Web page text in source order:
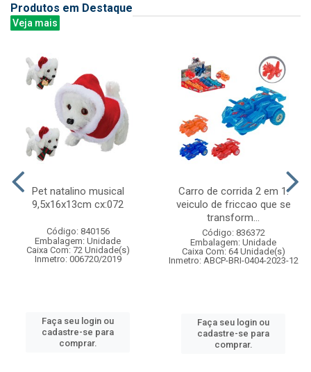
Produtos em Destaque
Veja mais
Pet natalino musical
9,5x16x13cm cx:072
Código: 840156
Embalagem: Unidade
Caixa Com: 72 Unidade(s)
Inmetro: 006720/2019
Faça seu login ou
cadastre-se para
comprar.
Carro de corrida 2 em 1:
veiculo de friccao que se
transform...
Código: 836372
Embalagem: Unidade
Caixa Com: 64 Unidade(s)
Inmetro: ABCP-BRI-0404-2023-12
Faça seu login ou
cadastre-se para
comprar.